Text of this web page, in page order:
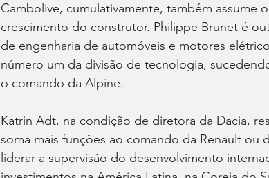
Cambolive, cumulativamente, também assume
crescimento do construtor. Philippe Brunet é
de engenharia de automóveis e motores
número um da divisão de tecnologia,
o comando da Alpine.
Katrin Adt, na condição de diretora da Dacia,
soma mais funções ao comando da Renault
liderar a supervisão do desenvolvimento